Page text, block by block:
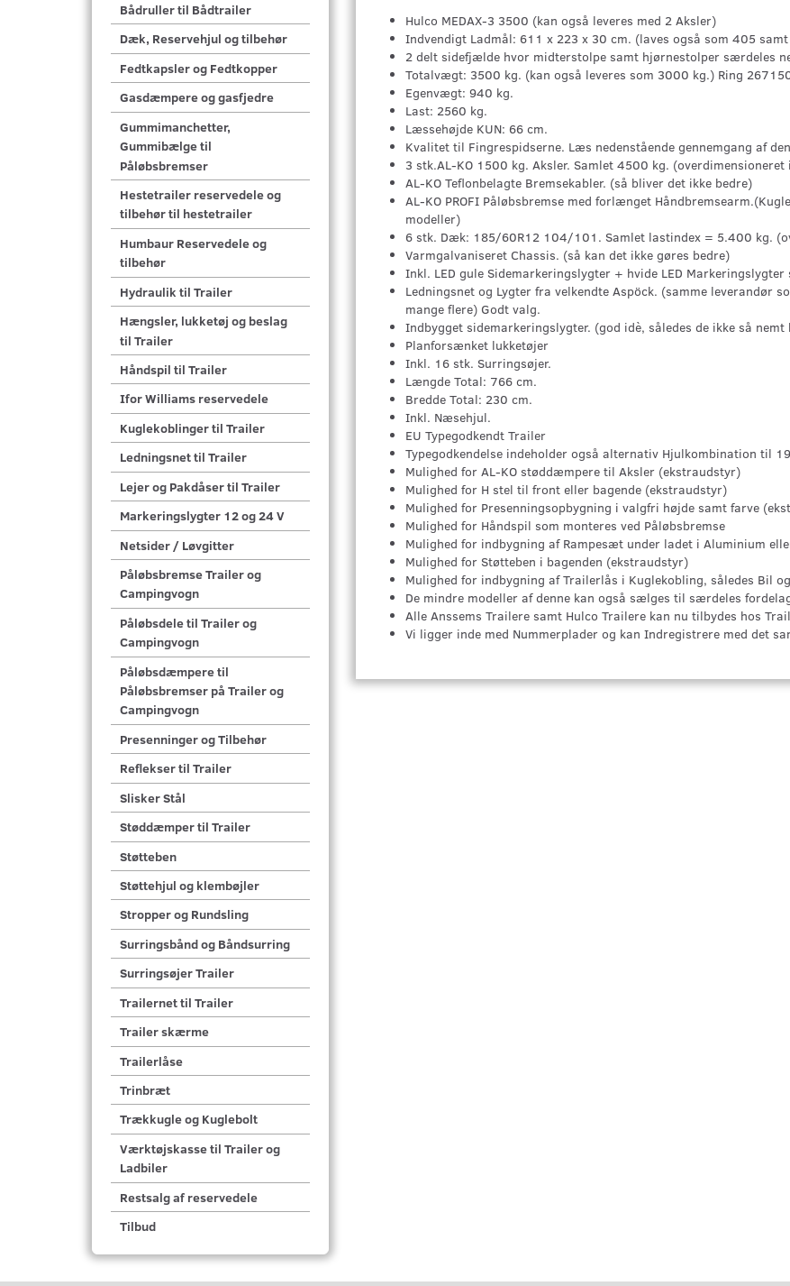
Bådruller til Bådtrailer
Dæk, Reservehjul og tilbehør
Fedtkapsler og Fedtkopper
Gasdæmpere og gasfjedre
Gummimanchetter,
Gummibælge til
Påløbsbremser
Hestetrailer reservedele og
tilbehør til hestetrailer
Humbaur Reservedele og
tilbehør
Hydraulik til Trailer
Hængsler, lukketøj og beslag
til Trailer
Håndspil til Trailer
Ifor Williams reservedele
Kuglekoblinger til Trailer
Ledningsnet til Trailer
Lejer og Pakdåser til Trailer
Markeringslygter 12 og 24 V
Netsider / Løvgitter
Påløbsbremse Trailer og
Campingvogn
Påløbsdele til Trailer og
Campingvogn
Påløbsdæmpere til
Påløbsbremser på Trailer og
Campingvogn
Presenninger og Tilbehør
Reflekser til Trailer
Slisker Stål
Støddæmper til Trailer
Støtteben
Støttehjul og klembøjler
Stropper og Rundsling
Surringsbånd og Båndsurring
Surringsøjer Trailer
Trailernet til Trailer
Trailer skærme
Trailerlåse
Trinbræt
Trækkugle og Kuglebolt
Værktøjskasse til Trailer og
Ladbiler
Restsalg af reservedele
Tilbud
Hulco MEDAX-3 3500 (kan også leveres med 2 Aksler)
Indvendigt Ladmål: 611 x 223 x 30 cm. (laves også som 405
2 delt sidefjælde hvor midterstolpe samt hjørnestolper særdeles
Totalvægt: 3500 kg. (kan også leveres som 3000 kg.) Ring
Egenvægt: 940 kg.
Last: 2560 kg.
Læssehøjde KUN: 66 cm.
Kvalitet til Fingrespidserne. Læs nedenstående gennemgang af
3 stk.AL-KO 1500 kg. Aksler. Samlet 4500 kg.
AL-KO Teflonbelagte Bremsekabler. (så bliver det ikke bedre)
AL-KO PROFI Påløbsbremse med forlænget
modeller)
6 stk. Dæk: 185/60R12 104/101. Samlet lastindex = 5.400 kg.
Varmgalvaniseret Chassis. (så kan det ikke gøres bedre)
Inkl. LED gule Sidemarkeringslygter + hvide LED
Ledningsnet og Lygter fra velkendte Aspöck. (samme leverandør
mange flere) Godt valg.
Indbygget sidemarkeringslygter. (god idè, således de ikke så
Planforsænket lukketøjer
Inkl. 16 stk. Surringsøjer.
Længde Total: 766 cm.
Bredde Total: 230 cm.
Inkl. Næsehjul.
EU Typegodkendt Trailer
Typegodkendelse indeholder også alternativ Hjulkombination til
Mulighed for AL-KO støddæmpere til Aksler (ekstraudstyr)
Mulighed for H stel til front eller bagende (ekstraudstyr)
Mulighed for Presenningsopbygning i valgfri højde samt farve
Mulighed for Håndspil som monteres ved Påløbsbremse
Mulighed for indbygning af Rampesæt under ladet i Aluminium
Mulighed for Støtteben i bagenden (ekstraudstyr)
Mulighed for indbygning af Trailerlås i Kuglekobling, således Bil
De mindre modeller af denne kan også sælges til særdeles
Alle Anssems Trailere samt Hulco Trailere kan nu tilbydes hos
Vi ligger inde med Nummerplader og kan Indregistrere med det